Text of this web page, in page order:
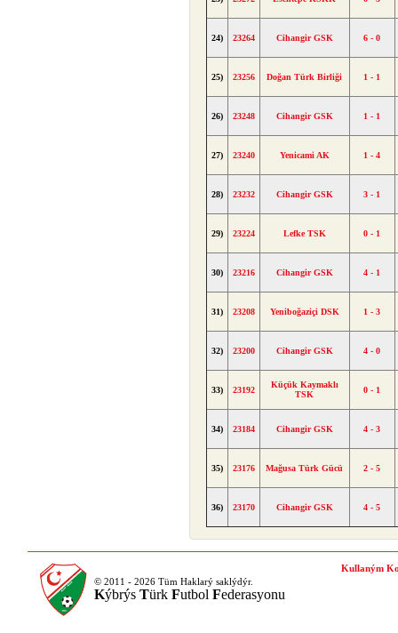
24) 23264 Cihangir GSK 6 - 0
25) 23256 Doğan Türk Birliği 1 - 1
26) 23248 Cihangir GSK 1 - 1
27) 23240 Yenicami AK 1 - 4
28) 23232 Cihangir GSK 3 - 1
29) 23224 Lefke TSK 0 - 1
30) 23216 Cihangir GSK 4 - 1
31) 23208 Yeniboğaziçi DSK 1 - 3
32) 23200 Cihangir GSK 4 - 0
33) 23192
Küçük Kaymaklı
TSK
0 - 1
34) 23184 Cihangir GSK 4 - 3
35) 23176 Mağusa Türk Gücü 2 - 5
36) 23170 Cihangir GSK 4 - 5
© 2011 - 2026 Tüm Haklarý saklýdýr.
Kýbrýs Türk Futbol Federasyonu
Kullaným